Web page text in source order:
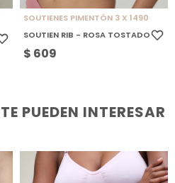
SOUTIENES PIMENTÓN 3 X 1490
SOUTIEN RIB - ROSA TOSTADO
$ 609
PUEDEN INTERESAR